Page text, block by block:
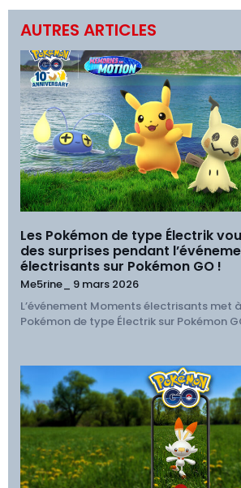
AUTRES ARTICLES
Les Pokémon de type Électrik
des surprises pendant
électrisants sur Pokémon GO !
Me5rine_ 9 mars 2026
L’événement Moments électrisants met
Pokémon de type Électrik sur Pokémon